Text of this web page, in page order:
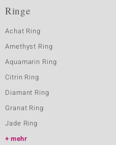
Ringe
Achat Ring
Amethyst Ring
Aquamarin Ring
Citrin Ring
Diamant Ring
Granat Ring
Jade Ring
mehr